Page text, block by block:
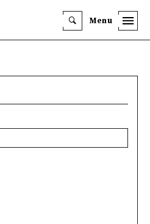
Menu